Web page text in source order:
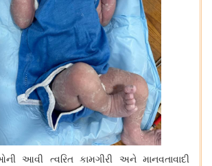
આવી ત્વરિત કામગીરી અને માનવતાવાદી